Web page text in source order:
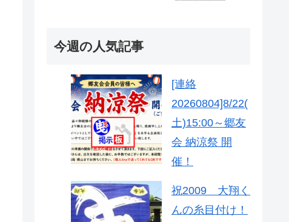
今週の人気記事
[連絡
20260804]8/22(
土)15:00～郷友
会 納涼祭 開
催！
祝2009 大翔く
んの糸目付け！